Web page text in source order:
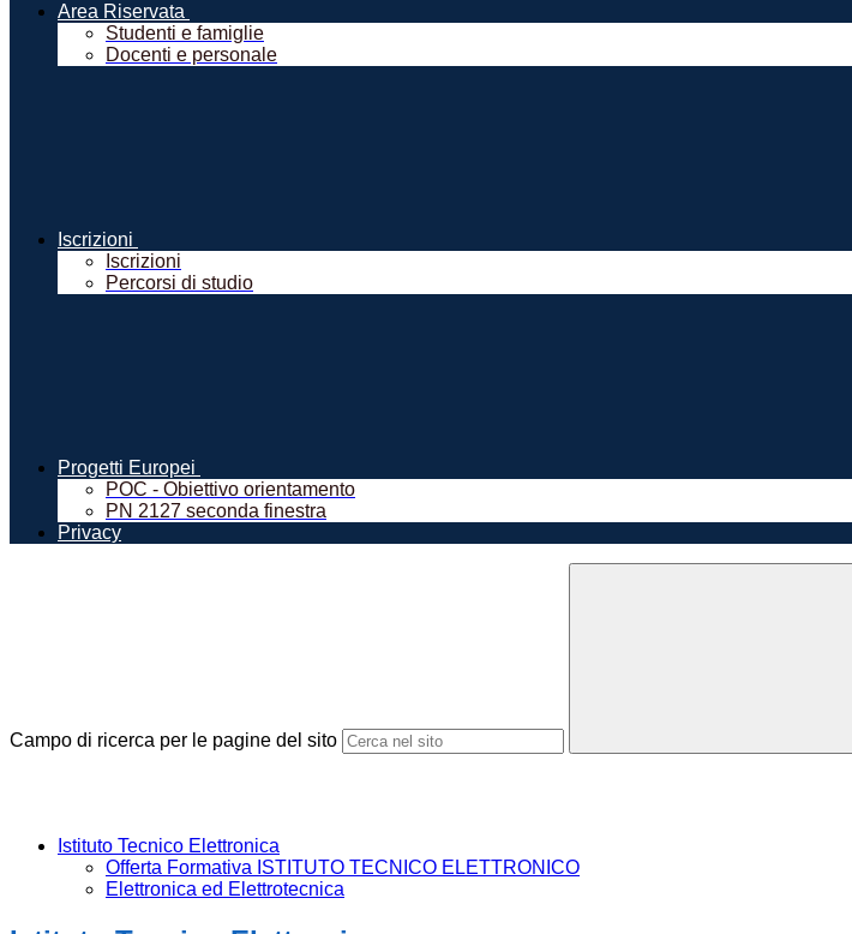
Area Riservata
Studenti e famiglie
Docenti e personale
Iscrizioni
Iscrizioni
Percorsi di studio
Progetti Europei
POC - Obiettivo orientamento
PN 2127 seconda finestra
Privacy
Campo di ricerca per le pagine del sito
Istituto Tecnico Elettronica
Offerta Formativa ISTITUTO TECNICO ELETTRONICO
Elettronica ed Elettrotecnica